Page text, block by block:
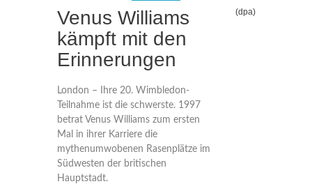
Venus Williams
kämpft mit den
Erinnerungen
(dpa)
London – Ihre 20. Wimbledon-
Teilnahme ist die schwerste. 1997
betrat Venus Williams zum ersten
Mal in ihrer Karriere die
mythenumwobenen Rasenplätze im
Südwesten der britischen
Hauptstadt.